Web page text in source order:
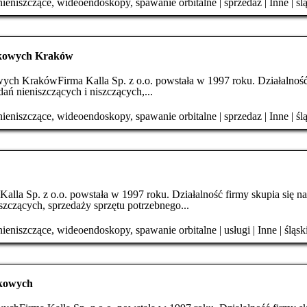
wideoendoskopy, spawanie orbitalne |sprzedaz Inne |
Kraków
KrakówFirma Kalla Sp. z o.o. powstała w 1997 roku.
nieniszczących i niszczących,...
wideoendoskopy, spawanie orbitalne |sprzedaz |Inne |
Sp. z o.o. powstała w 1997 roku. Działalność firmy skupia się na
sprzedaży sprzętu potrzebnego...
wideoendoskopy, spawanie orbitalne |usługi |Inne |